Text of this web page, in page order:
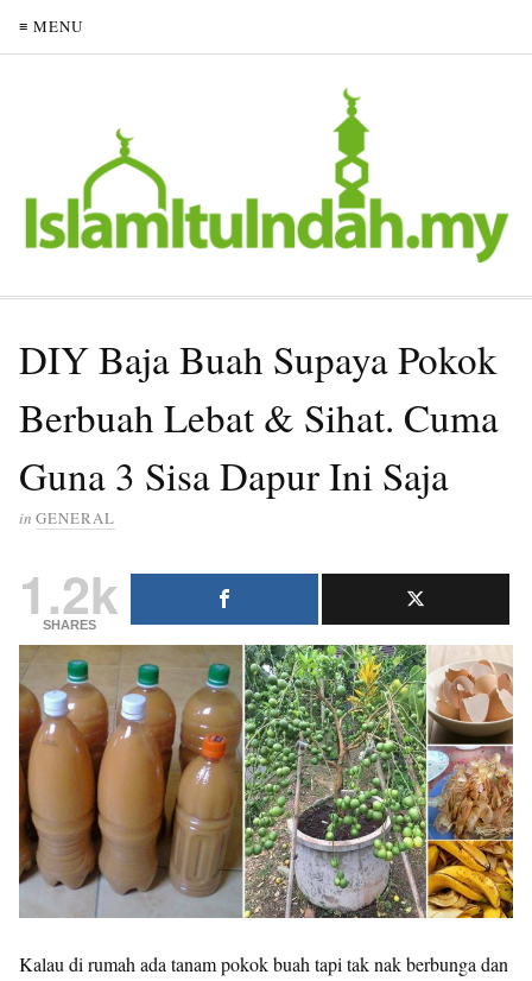
≡ MENU
DIY Baja Buah Supaya Pokok
Berbuah Lebat & Sihat. Cuma
Guna 3 Sisa Dapur Ini Saja
in GENERAL
1.2k
SHARES
Kalau di rumah ada tanam pokok buah tapi tak nak berbunga dan